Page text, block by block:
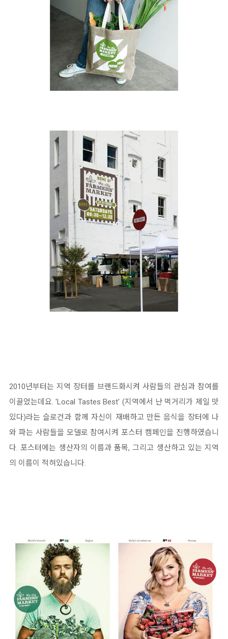
2010년부터는 지역 장터를 브랜드화시켜 사람들의 관심과 참여를
이끌었는데요. 'Local Tastes Best' (지역에서 난 먹거리가 제일 맛
있다)라는 슬로건과 함께 자신이 재배하고 만든 음식을 장터에 나
와 파는 사람들을 모델로 참여시켜 포스터 캠페인을 진행하였습니
다. 포스터에는 생산자의 이름과 품목, 그리고 생산하고 있는 지역
의 이름이 적혀있습니다.